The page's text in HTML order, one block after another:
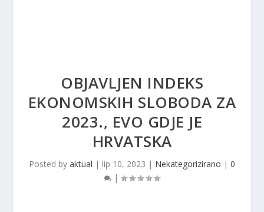
OBJAVLJEN INDEKS
EKONOMSKIH SLOBODA ZA
2023., EVO GDJE JE
HRVATSKA
Posted by aktual | lip 10, 2023 | Nekategorizirano | 0
|